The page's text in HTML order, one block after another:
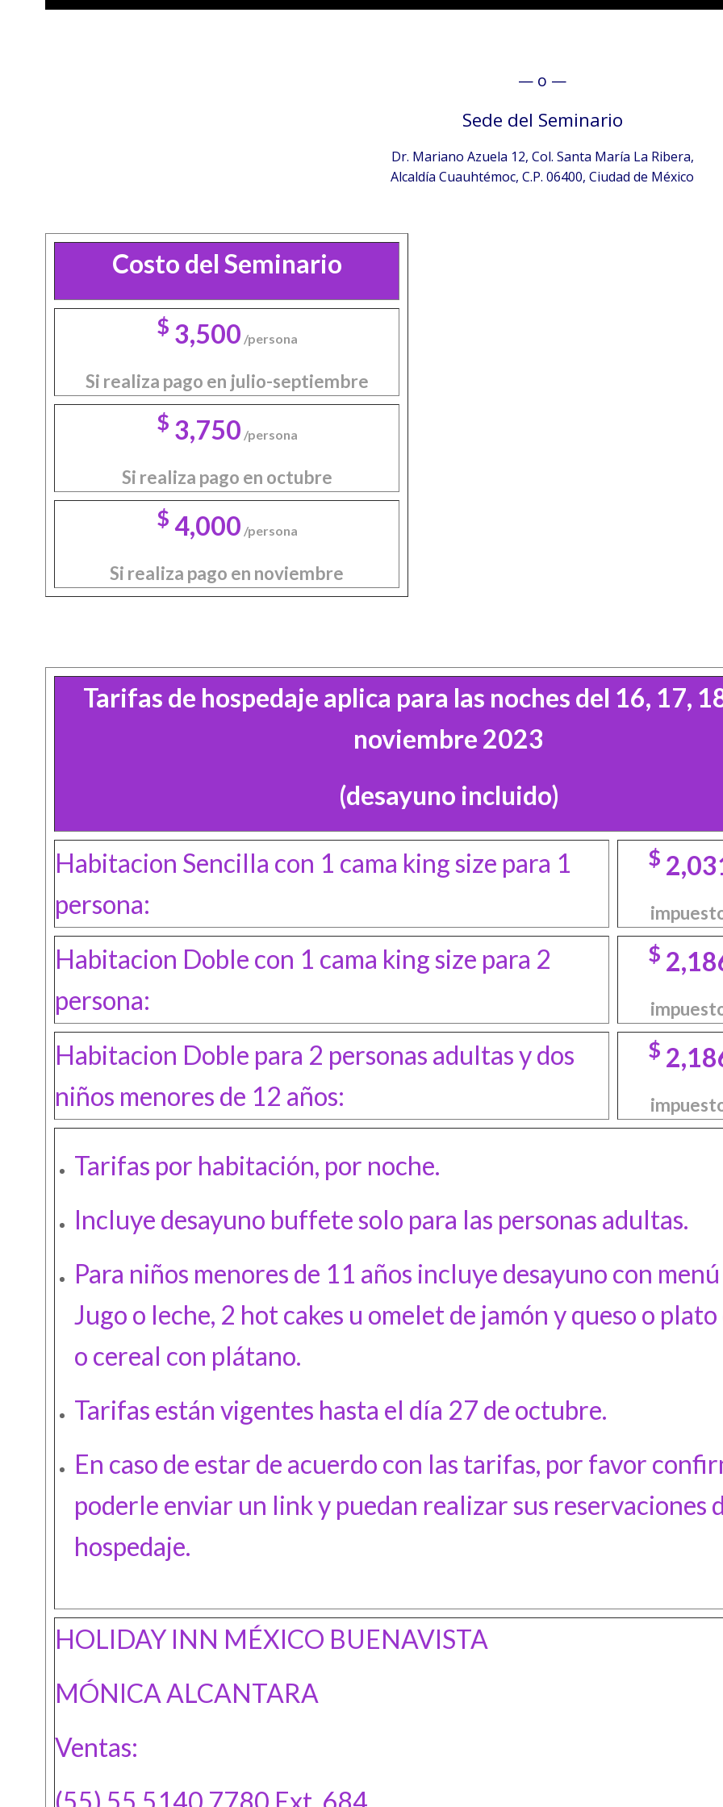
Play
— o —
Sede del Seminario
Dr. Mariano Azuela 12, Col. Santa María La Ribera,
Alcaldía Cuauhtémoc, C.P. 06400, Ciudad de México
Costo del Seminario
$ 3,500 /persona
Si realiza pago en julio-septiembre
$ 3,750 /persona
Si realiza pago en octubre
$ 4,000 /persona
Si realiza pago en noviembre
Tarifas de hospedaje aplica para las noches del 16, 17,
noviembre 2023
(desayuno incluido)
Habitacion Sencilla con 1 cama king size para 1
persona:
$
Habitacion Doble con 1 cama king size para 2
persona:
$
Habitacion Doble para 2 personas adultas y dos
niños menores de 12 años:
$
Tarifas por habitación, por noche.
Incluye desayuno buffete solo para las personas adultas.
Para niños menores de 11 años incluye desayuno con
Jugo o leche, 2 hot cakes u omelet de jamón y queso o
o cereal con plátano.
Tarifas están vigentes hasta el día 27 de octubre.
En caso de estar de acuerdo con las tarifas, por favor
poderle enviar un link y puedan realizar sus reservaciones
hospedaje.
HOLIDAY INN MÉXICO BUENAVISTA
MÓNICA ALCANTARA
Ventas: